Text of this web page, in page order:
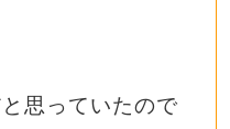
思っていたので